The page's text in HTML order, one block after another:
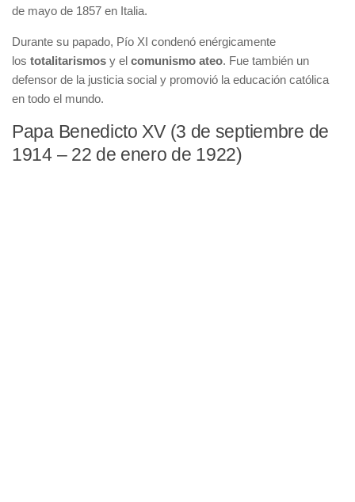
de mayo de 1857 en Italia.
Durante su papado, Pío XI condenó enérgicamente
los totalitarismos y el comunismo ateo. Fue también un
defensor de la justicia social y promovió la educación católica
en todo el mundo.
Papa Benedicto XV (3 de septiembre de
1914 – 22 de enero de 1922)